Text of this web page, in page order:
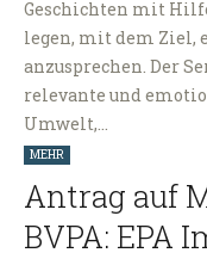
Geschichten mit
legen, mit dem Ziel,
anzusprechen. Der
relevante und
Umwelt,…
MEHR
Antrag auf
BVPA: EPA